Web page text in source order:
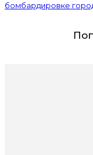
бомбардировке